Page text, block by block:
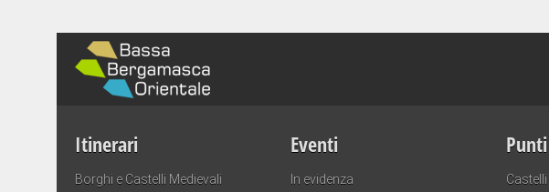
Itinerari
Borghi e Castelli Medievali
Eventi
In evidenza
Castelli